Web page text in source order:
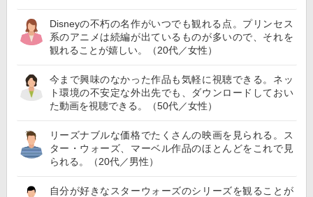
Disneyの不朽の名作がいつでも観れる点。プリンセス
系のアニメは続編が出ているものが多いので、それを
観れることが嬉しい。（20代／女性）
今まで興味のなかった作品も気軽に視聴できる。ネッ
ト環境の不安定な外出先でも、ダウンロードしておい
た動画を視聴できる。（50代／女性）
リーズナブルな価格でたくさんの映画を見られる。ス
ター・ウォーズ、マーベル作品のほとんどをこれで見
られる。（20代／男性）
自分が好きなスターウォーズのシリーズを観ることが